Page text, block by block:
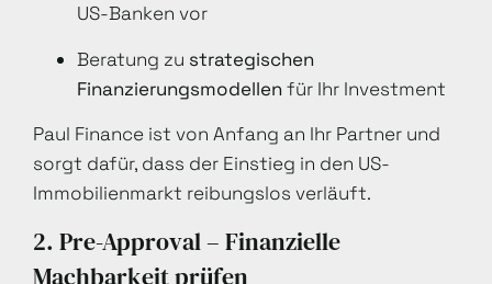
US-Banken vor
Beratung zu strategischen
Finanzierungsmodellenfür Ihr Investment
Paul Finance ist von Anfang an Ihr Partner und
sorgt dafür, dass der Einstieg in den US-
Immobilienmarkt reibungslos verläuft.
2. Pre-Approval – Finanzielle
Machbarkeit prüfen